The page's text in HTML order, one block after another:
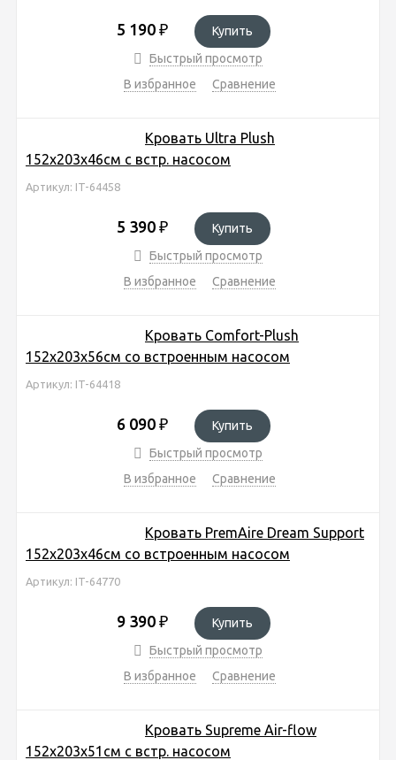
5 190 ₽
Купить
Быстрый просмотр
В избранное
Сравнение
Кровать Ultra Plush
152х203х46см с встр. насосом
Артикул: IT-64458
5 390 ₽
Купить
Быстрый просмотр
В избранное
Сравнение
Кровать Comfort-Plush
152х203х56см со встроенным насосом
Артикул: IT-64418
6 090 ₽
Купить
Быстрый просмотр
В избранное
Сравнение
Кровать PremAire Dream Support
152х203х46см со встроенным насосом
Артикул: IT-64770
9 390 ₽
Купить
Быстрый просмотр
В избранное
Сравнение
Кровать Supreme Air-flow
152х203х51см с встр. насосом